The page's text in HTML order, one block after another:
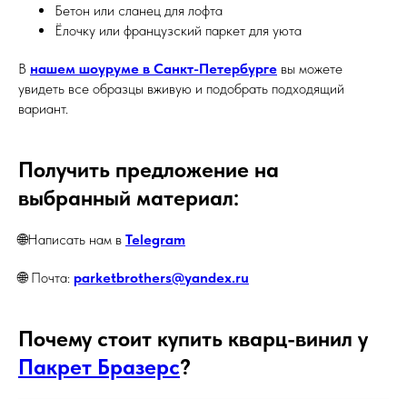
Бетон или сланец для лофта
Ёлочку или французский паркет для уюта
В нашем шоуруме в Санкт-Петербурге вы можете
увидеть все образцы вживую и подобрать подходящий
вариант.
Получить предложение на
выбранный материал:
🌐Написать нам в Telegram
🌐 Почта: parketbrothers@yandex.ru
Почему стоит купить кварц-винил у
Пакрет Бразерс?